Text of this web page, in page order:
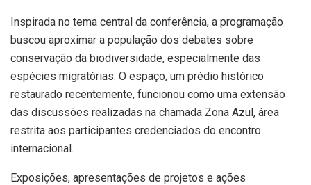
Inspirada no tema central da conferência, a programação
buscou aproximar a população dos debates sobre
conservação da biodiversidade, especialmente das
espécies migratórias. O espaço, um prédio histórico
restaurado recentemente, funcionou como uma extensão
das discussões realizadas na chamada Zona Azul, área
restrita aos participantes credenciados do encontro
internacional.
Exposições, apresentações de projetos e ações